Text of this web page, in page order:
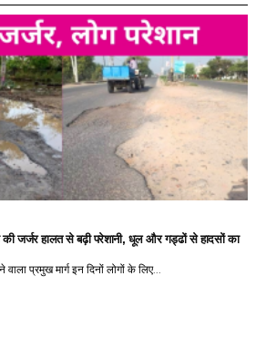
की जर्जर हालत से बढ़ी परेशानी, धूल और गड्ढों से हादसों का
प्रमुख मार्ग इन दिनों लोगों के लिए...